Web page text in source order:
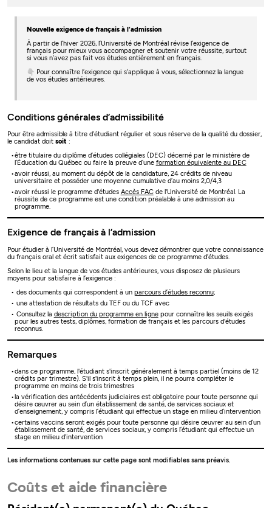
Nouvelle exigence de français à l’admission
À partir de l’hiver 2026, l’Université de Montréal révise l’exigence de
français pour mieux vous accompagner et soutenir votre réussite, surtout
si vous n’avez pas fait vos études entièrement en français.
👇 Pour connaître l’exigence qui s’applique à vous, sélectionnez la langue
de vos études antérieures.
Conditions générales d’admissibilité
Pour être admissible à titre d’étudiant régulier et sous réserve de la qualité du dossier,
le candidat doitsoit :
être titulaire du diplôme d’études collégiales (DEC) décerné par le ministère de
l’Éducation du Québec ou faire la preuve d’une formation équivalente au DEC
avoir réussi, au moment du dépôt de la candidature, 24 crédits de niveau
universitaire et posséder une moyenne cumulative d’au moins 2,0/4,3
avoir réussi le programme d'études Accès FACde l'Université de Montréal. La
réussite de ce programme est une condition préalable à une admission au
programme.
Exigence de français à l’admission
Pour étudier à l’Université de Montréal, vous devez démontrer que votre connaissance
du français oral et écrit satisfait aux exigences de ce programme d’études.
Selon le lieu et la langue de vos études antérieures, vous disposez de plusieurs
moyens pour satisfaire à l’exigence :
des documents qui correspondent à un parcours d’études reconnu;
une attestation de résultats du TEF ou du TCF avec
Consultez la description du programme en lignepour connaître les seuils exigés
pour les autres tests, diplômes, formation de français et les parcours d'études
reconnus.
Remarques
dans ce programme, l'étudiant s'inscrit généralement à temps partiel (moins de 12
crédits par trimestre). S'il s'inscrit à temps plein, il ne pourra compléter le
programme en moins de trois trimestres
la vérification des antécédents judiciaires est obligatoire pour toute personne qui
désire œuvrer au sein d’un établissement de santé, de services sociaux et
d’enseignement, y compris l’étudiant qui effectue un stage en milieu d’intervention
certains vaccins seront exigés pour toute personne qui désire œuvrer au sein d’un
établissement de santé, de services sociaux, y compris l’étudiant qui effectue un
stage en milieu d’intervention
Les informations contenues sur cette page sont modifiables sans préavis.
Coûts et aide financière